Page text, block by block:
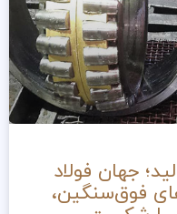
جهان فولاد
فوق‌سنگین،